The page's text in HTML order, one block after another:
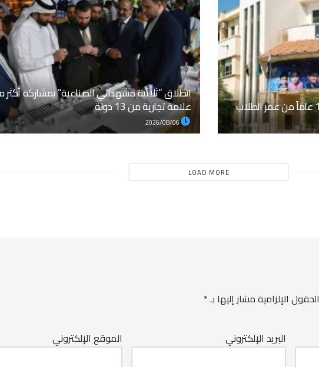
علامة تجارية من 13 دولة
2026/08/06
LOAD MORE
الحقول الإلزامية مشار إليها بـ*
البريد الإلكتروني الموقع الإلكتروني